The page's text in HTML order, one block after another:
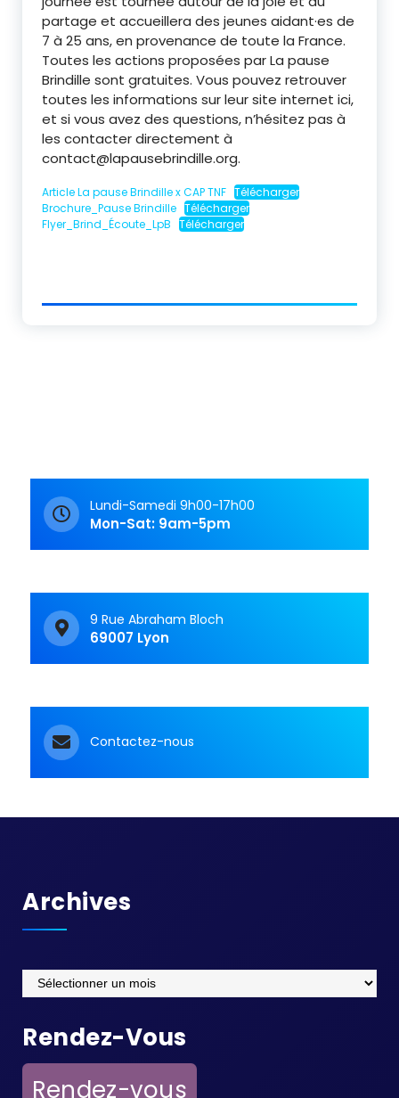
partage et accueillera des jeunes aidant·es de
7 à 25 ans, en provenance de toute la France.
Toutes les actions proposées par La pause
Brindille sont gratuites. Vous pouvez retrouver
toutes les informations sur leur site internet ici,
et si vous avez des questions, n’hésitez pas à
les contacter directement à
contact@lapausebrindille.org.
Article La pause Brindille x CAP TNF Télécharger
Brochure_Pause Brindille Télécharger
Flyer_Brind_Écoute_LpB Télécharger
Lundi-Samedi 9h00-17h00
Mon-Sat: 9am-5pm
9 Rue Abraham Bloch
69007 Lyon
Contactez-nous
Archives
Archives
Rendez-Vous
Rendez-vous